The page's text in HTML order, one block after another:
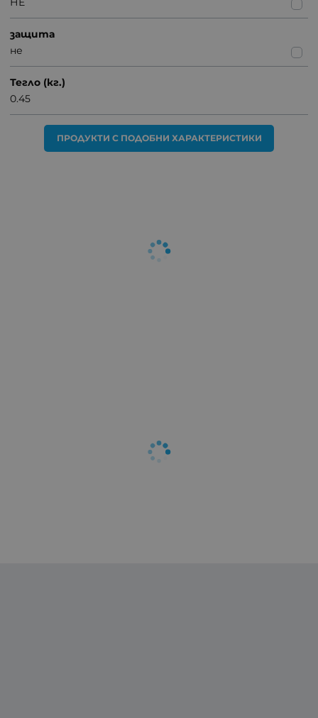
защита
не
Тегло (кг.)
0.45
ПРОДУКТИ С ПОДОБНИ ХАРАКТЕРИСТИКИ